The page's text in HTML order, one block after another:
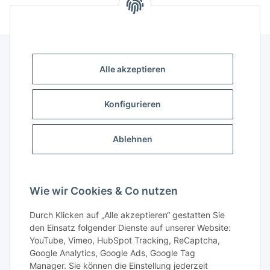
Alle akzeptieren
Konfigurieren
Ablehnen
Wie wir Cookies & Co nutzen
Durch Klicken auf „Alle akzeptieren“ gestatten Sie
den Einsatz folgender Dienste auf unserer Website:
YouTube, Vimeo, HubSpot Tracking, ReCaptcha,
Google Analytics, Google Ads, Google Tag
Manager. Sie können die Einstellung jederzeit